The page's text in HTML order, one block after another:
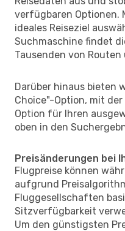
verfügbaren Optionen.
ideales Reiseziel
Suchmaschine findet
Tausenden von
Darüber hinaus bieten
Choice"-Option, mit
Option für Ihren
oben in den
Preisänderungen bei
Flugpreise können
aufgrund
Fluggesellschaften
Sitzverfügbarkeit
Um den günstigsten